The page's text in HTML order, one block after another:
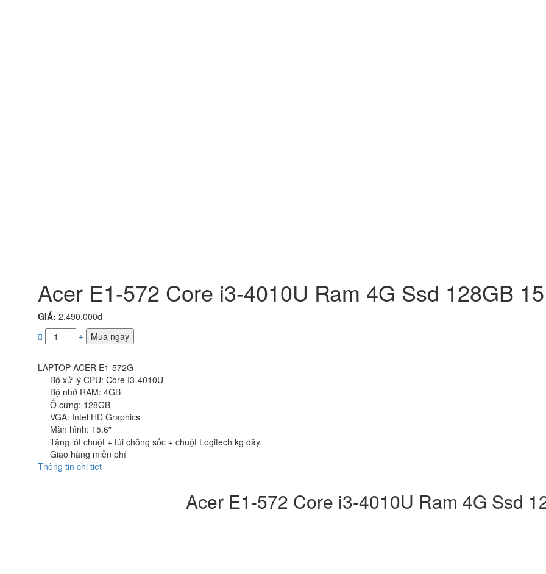
Acer E1-572 Core i3-4010U Ram 4G Ssd 128GB
GIÁ: 2.490.000đ
Mua ngay
LAPTOP ACER E1-572G
Bộ xử lý CPU: Core I3-4010U
Bộ nhớ RAM: 4GB
Ổ cứng: 128GB
VGA: Intel HD Graphics
Màn hình: 15.6″
Tặng lót chuột + túi chống sốc + chuột Logitech kg dây.
Giao hàng miễn phí
Thông tin chi tiết
Acer E1-572 Core i3-4010U Ram 4G Ssd